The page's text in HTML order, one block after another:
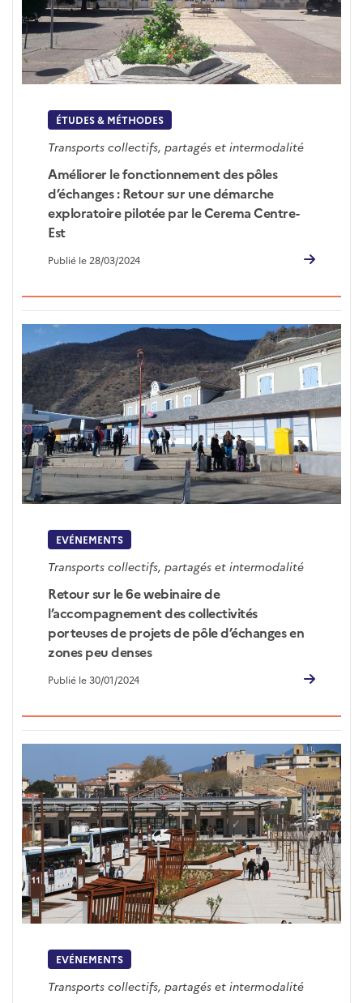
ÉTUDES & MÉTHODES
Transports collectifs, partagés et intermodalité
Améliorer le fonctionnement des pôles
d’échanges : Retour sur une démarche
exploratoire pilotée par le Cerema Centre-
Est
Publié le 28/03/2024
EVÉNEMENTS
Transports collectifs, partagés et intermodalité
Retour sur le 6e webinaire de
l’accompagnement des collectivités
porteuses de projets de pôle d’échanges en
zones peu denses
Publié le 30/01/2024
EVÉNEMENTS
Transports collectifs, partagés et intermodalité